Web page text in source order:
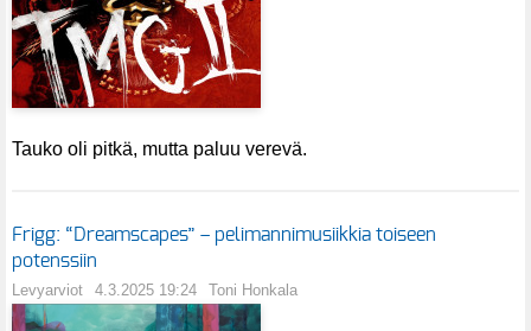
Tauko oli pitkä, mutta paluu verevä.
Frigg: “Dreamscapes” – pelimannimusiikkia toiseen
potenssiin
Levyarviot 4.3.2025 19:24 Toni Honkala